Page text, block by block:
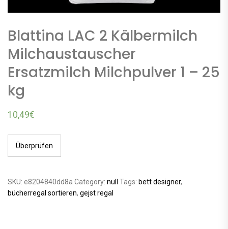
Blattina LAC 2 Kälbermilch
Milchaustauscher
Ersatzmilch Milchpulver 1 – 25
kg
10,49€
Überprüfen
SKU: e8204840dd8a Category: null Tags: bett designer,
bücherregal sortieren, gejst regal